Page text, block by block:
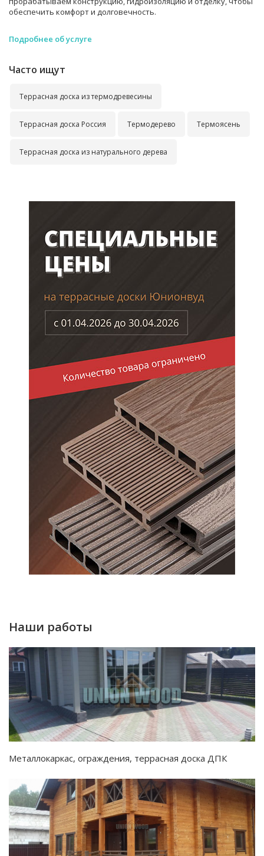
обеспечить комфорт и долговечность.
Подробнее об услуге
Часто ищут
Террасная доска из термодревесины
Террасная доска Россия Термодерево Термоясень
Террасная доска из натурального дерева
Наши работы
Металлокаркас, ограждения, террасная доска ДПК